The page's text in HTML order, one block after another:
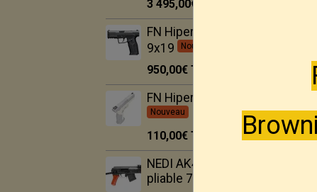
3 495,00€
FN Hiper MRD BLK
9x19 Nouveau
950,00€TTC
FN Hiper Hausse LPA
Nouveau
110,00€TTC
NEDI AK47S crosse
pliable 7.62x39